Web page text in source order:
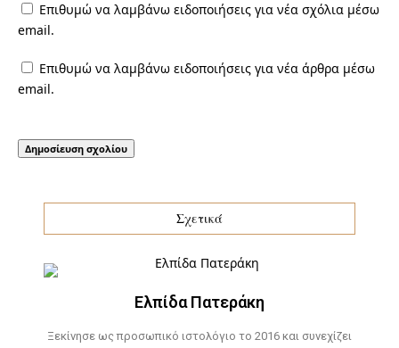
Επιθυμώ να λαμβάνω ειδοποιήσεις για νέα σχόλια μέσω
email.
Επιθυμώ να λαμβάνω ειδοποιήσεις για νέα άρθρα μέσω
email.
Σχετικά
Ελπίδα Πατεράκη
Ξεκίνησε ως προσωπικό ιστολόγιο το 2016 και συνεχίζει